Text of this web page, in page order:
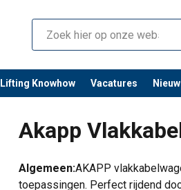
Lifting Knowhow Vacatures
Akapp
Algemeen:AKAPP
toepassingen. Perfect rijdend